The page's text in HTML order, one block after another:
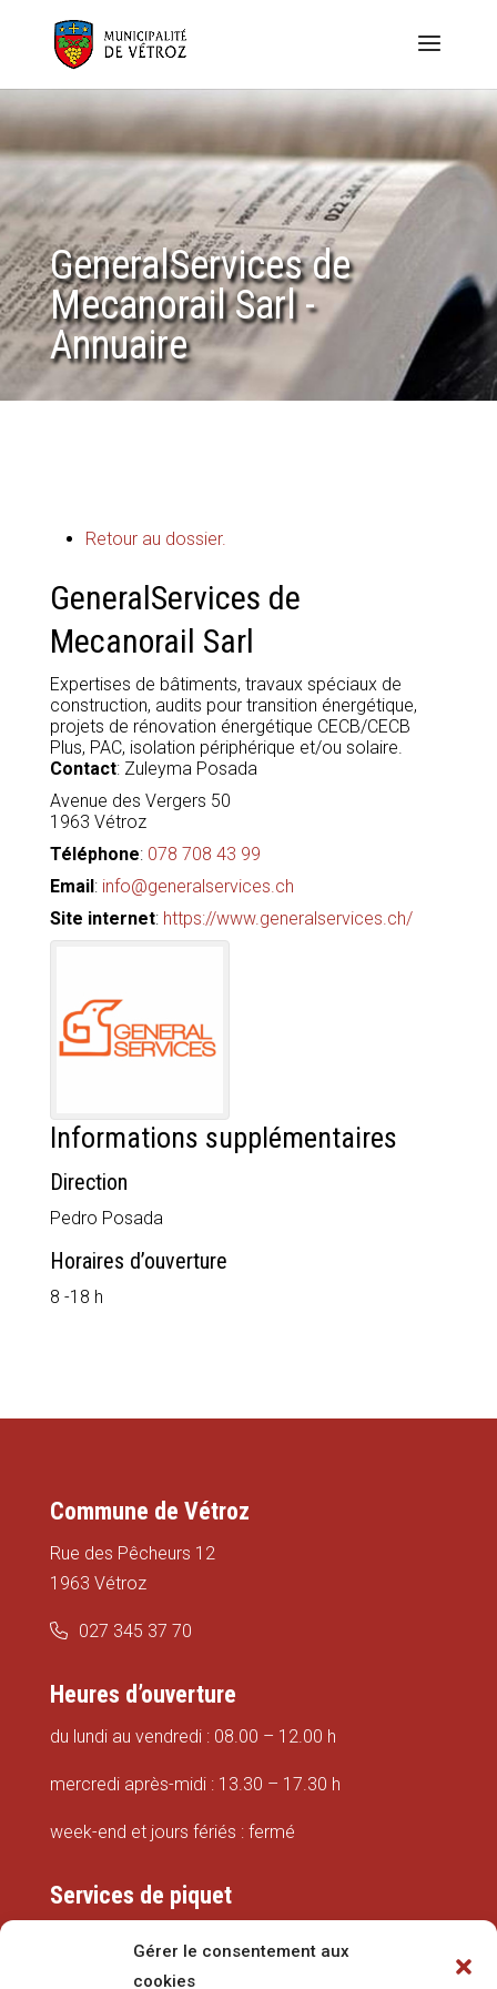
Gérer le consentement aux
cookies
GeneralServices de
Mecanorail Sarl -
Annuaire
Retour au dossier.
GeneralServices de
Mecanorail Sarl
Expertises de bâtiments, travaux spéciaux de
construction, audits pour transition énergétique,
projets de rénovation énergétique CECB/CECB
Plus, PAC, isolation périphérique et/ou solaire.
Contact: Zuleyma Posada
Avenue des Vergers 50
1963 Vétroz
Téléphone: 078 708 43 99
Email: info@generalservices.ch
Site internet: https://www.generalservices.ch/
Informations supplémentaires
Direction
Pedro Posada
Horaires d’ouverture
8 -18 h
Commune de Vétroz
Rue des Pêcheurs 12
1963 Vétroz
027 345 37 70
Heures d’ouverture
du lundi au vendredi : 08.00 – 12.00 h
mercredi après-midi : 13.30 – 17.30 h
week-end et jours fériés : fermé
Services de piquet